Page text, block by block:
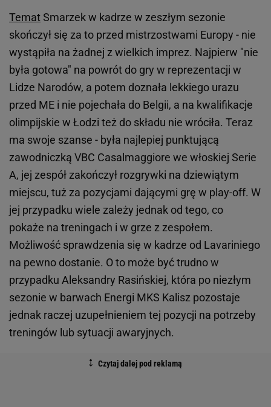
TematSmarzek w kadrze w zeszłym sezonie
skończył się za to przed mistrzostwami Europy - nie
wystąpiła na żadnej z wielkich imprez. Najpierw "nie
była gotowa" na powrót do gry w reprezentacji w
Lidze Narodów, a potem doznała lekkiego urazu
przed ME i nie pojechała do Belgii, a na kwalifikacje
olimpijskie w Łodzi też do składu nie wróciła. Teraz
ma swoje szanse - była najlepiej punktującą
zawodniczką VBC Casalmaggiore we włoskiej Serie
A, jej zespół zakończył rozgrywki na dziewiątym
miejscu, tuż za pozycjami dającymi grę w play-off. W
jej przypadku wiele zależy jednak od tego, co
pokaże na treningach i w grze z zespołem.
Możliwość sprawdzenia się w kadrze od Lavariniego
na pewno dostanie. O to może być trudno w
przypadku Aleksandry Rasińskiej, która po niezłym
sezonie w barwach Energi MKS Kalisz pozostaje
jednak raczej uzupełnieniem tej pozycji na potrzeby
treningów lub sytuacji awaryjnych.